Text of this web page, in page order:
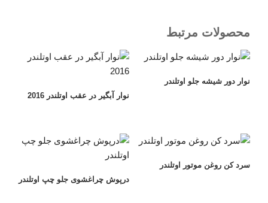
محصولات مرتبط
نوار دور شیشه جلو اوتلندر
نوار آبگیر در عقب اوتلندر 2016
سرد کن روغن موتور اوتلندر
درپوش چراغشوی جلو چپ اوتلندر